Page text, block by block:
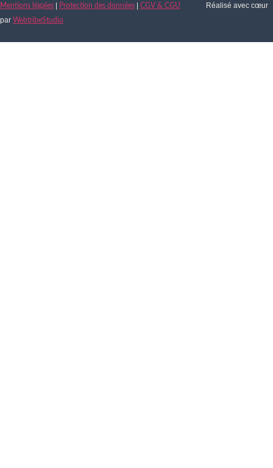
Mentions légales | Protection des données | CGV & CGU
Réalisé avec cœur
par WebtribeStudio